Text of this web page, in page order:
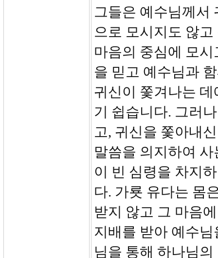
그들은 예수님께서
으로 모시지도 않
마음의 중심에 모
을 믿고 예수님과
귀신이 쫓겨나는
기 쉽습니다. 그러
고, 귀신을 쫓아내
말씀을 의지하여
이 빈 심령을 차지
다. 가룟 유다는 몸
받지 않고 그 마음
지배를 받아 예수
님을 통해 하나님